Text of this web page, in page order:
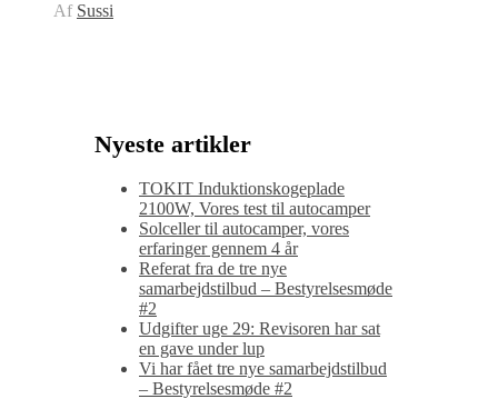
Af Sussi
Nyeste artikler
TOKIT Induktionskogeplade
2100W, Vores test til autocamper
Solceller til autocamper, vores
erfaringer gennem 4 år
Referat fra de tre nye
samarbejdstilbud – Bestyrelsesmøde
#2
Udgifter uge 29: Revisoren har sat
en gave under lup
Vi har fået tre nye samarbejdstilbud
– Bestyrelsesmøde #2